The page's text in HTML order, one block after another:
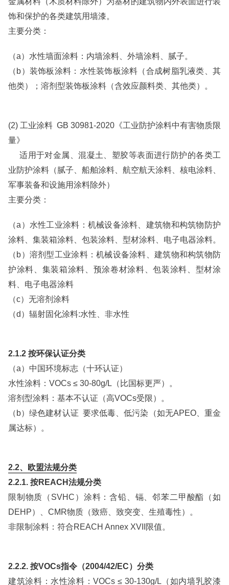
饰和保护的各类建筑用墙漆。
主要分类：
（a）水性墙面涂料：内墙涂料、外墙涂料、腻子。
（b）装饰板涂料：水性装饰板涂料（合成树脂乳液类、其
他类）；溶剂型装饰板涂料（含效应颜料类、其他类）。
(2) 工业涂料 GB 30981-2020《工业防护涂料中有害物质限
量》
适用于对金属、混凝土、塑胶等表面进行防护的各类工
业防护涂料（腻子、船舶涂料、航空航天涂料、核电涂料、
军事装备和设施用涂料除外）
主要分类：
（a）水性工业涂料：机械设备涂料、建筑物和构筑物防护
涂料、集装箱涂料、包装涂料、型材涂料、电子电器涂料。
（b）溶剂型工业涂料：机械设备涂料、建筑物和构筑物防
护涂料、集装箱涂料、预涂卷材涂料、包装涂料、型材涂
料、电子电器涂料
（c）无溶剂涂料
（d）辐射固化涂料:水性、非水性
2.1.2 按环保认证分类
（a）中国环境标志（十环认证）
水性涂料：VOCs ≤ 30-80g/L（比国标更严）。
溶剂型涂料：基本不认证（高VOCs受限）。
（b）绿色建材认证 要求低毒、低污染（如无APEO、重金
属达标）。
2.2、欧盟法规分类
2.2.1. 按REACH法规分类
限制物质（SVHC）涂料：含铅、镉、邻苯二甲酸酯（如
DEHP）、CMR物质（致癌、致突变、生殖毒性）。
非限制涂料：符合REACH Annex XVII限值。
2.2.2. 按VOCs指令（2004/42/EC）分类
建筑涂料：水性涂料：VOCs ≤ 30-130g/L（如内墙乳胶漆